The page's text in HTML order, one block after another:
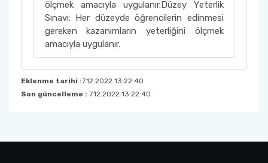
ölçmek amacıyla uygulanır.Düzey Yeterlik
Sınavı: Her düzeyde öğrencilerin edinmesi
gereken kazanımların yeterliğini ölçmek
amacıyla uygulanır.
Eklenme tarihi :7.12.2022 13:22:40
Son güncelleme : 7.12.2022 13:22:40